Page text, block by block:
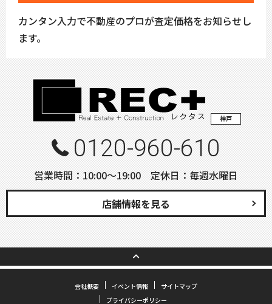
カンタン入力で不動産のプロが査定価格をお知らせし
ます。
神戸
0120-960-610
営業時間：10:00〜19:00 定休日：毎週水曜日
店舗情報を見る
会社概要 イベント情報
サイトマップ
プライバシーポリシー